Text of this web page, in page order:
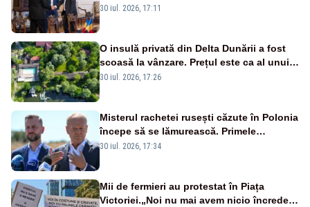
parcursul european al Chișinăului”
30 iul. 2026, 17:11
O insulă privată din Delta Dunării a fost
scoasă la vânzare. Prețul este ca al unui
apartament de lux
30 iul. 2026, 17:26
Misterul rachetei rusești căzute în Polonia
începe să se lămurească. Primele
concluzii ale anchetei
30 iul. 2026, 17:34
Mii de fermieri au protestat în Piața
Victoriei.„Noi nu mai avem nicio încredere